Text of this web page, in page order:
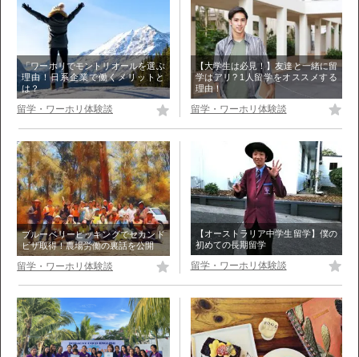
「ワーホリでモントリオールを選ぶ
理由！日系企業で働くメリットと
は？
留学・ワーホリ体験談
【大学生は必見！】友達と一緒に留
学はアリ? 1人留学をオススメする
理由！
留学・ワーホリ体験談
ブルーベリーピッキングでセカンド
ビザ取得！農場労働の裏話を公開
留学・ワーホリ体験談
【オーストラリア中学生留学】僕の
初めての長期留学
留学・ワーホリ体験談